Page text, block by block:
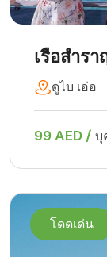
เรือสำร
ดูไบ เอ่อ
99 AED / บุ
โดดเด่น